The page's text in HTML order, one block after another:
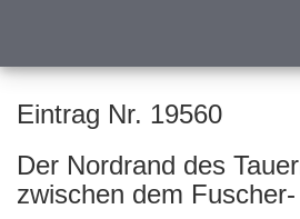
Eintrag Nr. 19560
Der Nordrand des
zwischen dem